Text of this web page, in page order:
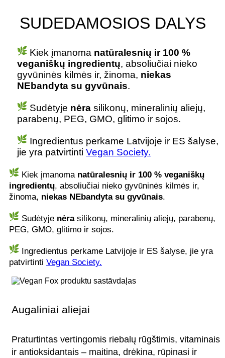
SUDEDAMOSIOS DALYS
Kiek įmanoma natūralesnių ir 100 %
veganiškų ingredientų, absoliučiai nieko
gyvūninės kilmės ir, žinoma, niekas
NEbandyta su gyvūnais.
Sudėtyje nėra silikonų, mineralinių aliejų,
parabenų, PEG, GMO, glitimo ir sojos.
Ingredientus perkame Latvijoje ir ES šalyse,
jie yra patvirtinti Vegan Society.
Kiek įmanoma natūralesnių ir 100 % veganiškų
ingredientų, absoliučiai nieko gyvūninės kilmės ir,
žinoma, niekas NEbandyta su gyvūnais.
Sudėtyje nėrasilikonų, mineralinių aliejų, parabenų,
PEG, GMO, glitimo ir sojos.
Ingredientus perkame Latvijoje ir ES šalyse, jie yra
patvirtinti Vegan Society.
Augaliniai aliejai
Praturtintas vertingomis riebalų rūgštimis, vitaminais
ir antioksidantais – maitina, drėkina, rūpinasi ir